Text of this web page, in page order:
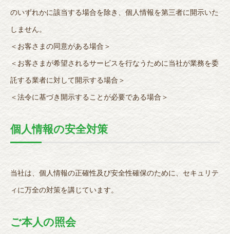
のいずれかに該当する場合を除き、個人情報を第三者に開示いた
しません。
＜お客さまの同意がある場合＞
＜お客さまが希望されるサービスを行なうために当社が業務を委
託する業者に対して開示する場合＞
＜法令に基づき開示することが必要である場合＞
個人情報の安全対策
当社は、個人情報の正確性及び安全性確保のために、セキュリテ
ィに万全の対策を講じています。
ご本人の照会